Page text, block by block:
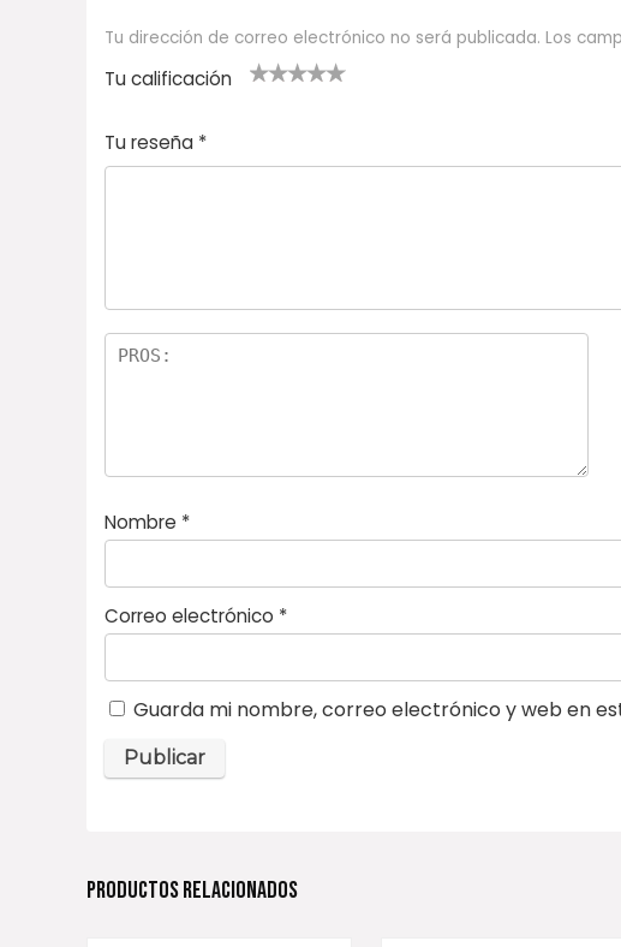
Tu dirección de correo electrónico no será publicada. Los
Tu calificación
e
el
5
las
s
Tu reseña *
Nombre *
Correo electrónico *
Guarda mi nombre, correo electrónico y web en
PRODUCTOS RELACIONADOS